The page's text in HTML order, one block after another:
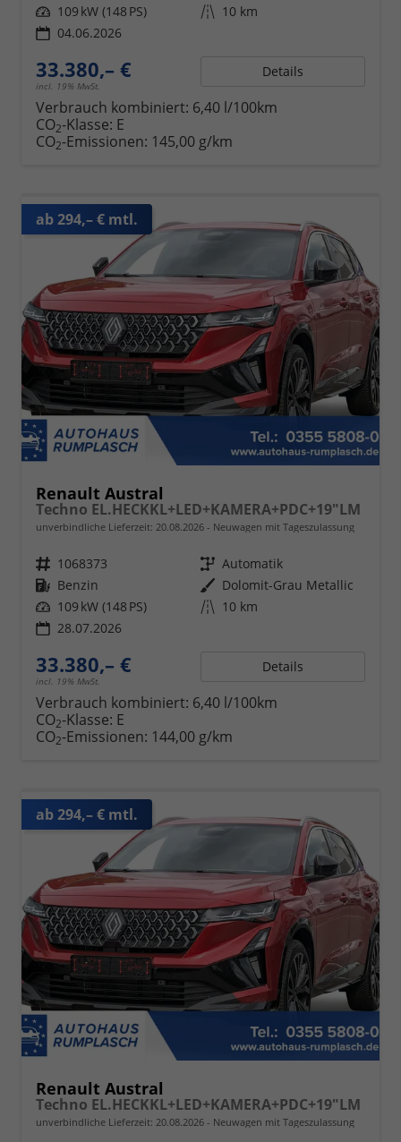
Leistung 109 kW (148 PS) Kilometerstand 10 km
04.06.2026
33.380,– €
incl. 19% MwSt.
Details
Verbrauch kombiniert: 6,40 l/100km
CO2-Klasse: E
CO2-Emissionen: 145,00 g/km
ab 294,– € mtl.
Renault Austral
Techno EL.HECKKL+LED+KAMERA+PDC+19"LM
unverbindliche Lieferzeit: 20.08.2026 Neuwagen mit Tageszulassung
Fahrzeugnr. 1068373 Getriebe Automatik
Kraftstoff Benzin Außenfarbe Dolomit-Grau Metallic
Leistung 109 kW (148 PS) Kilometerstand 10 km
28.07.2026
33.380,– €
incl. 19% MwSt.
Details
Verbrauch kombiniert: 6,40 l/100km
CO2-Klasse: E
CO2-Emissionen: 144,00 g/km
ab 294,– € mtl.
Renault Austral
Techno EL.HECKKL+LED+KAMERA+PDC+19"LM
unverbindliche Lieferzeit: 20.08.2026 Neuwagen mit Tageszulassung